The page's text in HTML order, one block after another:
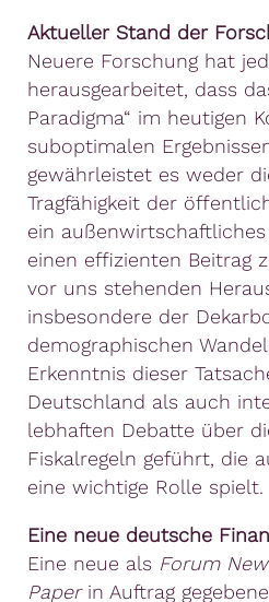
Aktueller Stand der
Neuere Forschung hat
herausgearbeitet, dass
Paradigma“ im heutigen
suboptimalen
gewährleistet es weder
Tragfähigkeit der
ein
einen effizienten Beitrag
vor uns stehenden
insbesondere der
demographischen
Erkenntnis dieser
Deutschland als auch
lebhaften Debatte über
Fiskalregeln geführt, die
eine wichtige Rolle spielt.
Eine neue deutsche
Eine neue als Forum
Paperin Auftrag